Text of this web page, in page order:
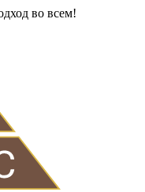
во всем!